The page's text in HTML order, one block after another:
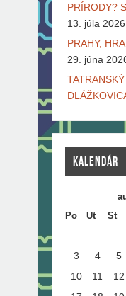
PRÍRODY?
13. júla 2026
PRAHY,
29. júna
KALENDÁR
Po
Ut St
3
4 5
10
11 12